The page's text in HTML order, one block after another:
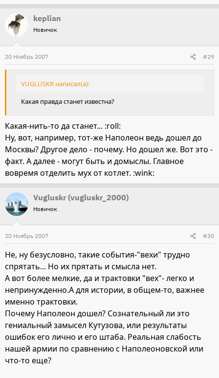
keplian
Новичок
20 Ноябрь 2007 #29
VUGLUSKR написал(а):
Какая правда станет известна?
Какая-нить-то да станет... :roll:
Ну, вот, например, тот-же Наполеон ведь дошел до
Москвы? Другое дело - почему. Но дошел же. Вот это -
факт. А далее - могут быть и домыслы. Главное
вовремя отделить мух от котлет. :wink:
Vugluskr (vugluskr_2000)
Новичок
20 Ноябрь 2007 #30
Не, ну безусловно, такие события-"вехи" трудно
спрятать... Но их прятать и смысла нет.
А вот более мелкие, да и трактовки "вех"- легко и
непринужденно.А для истории, в общем-то, важнее
именно трактовки.
Почему Наполеон дошел? Сознательный ли это
гениальный замысел Кутузова, или результаты
ошибок его лично и его штаба. Реальная слабость
нашей армии по сравнению с Наполеоновской или
что-то еще?